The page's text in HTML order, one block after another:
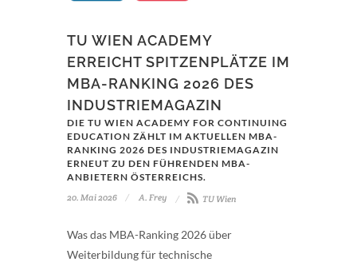
TU WIEN ACADEMY
ERREICHT SPITZENPLÄTZE IM
MBA-RANKING 2026 DES
INDUSTRIEMAGAZIN
DIE TU WIEN ACADEMY FOR CONTINUING
EDUCATION ZÄHLT IM AKTUELLEN MBA-
RANKING 2026 DES INDUSTRIEMAGAZIN
ERNEUT ZU DEN FÜHRENDEN MBA-
ANBIETERN ÖSTERREICHS.
20. Mai 2026
A. Frey TU Wien
Was das MBA-Ranking 2026 über
Weiterbildung für technische